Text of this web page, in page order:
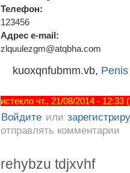
Телефон:
123456
Адрес e-mail:
zlquulezgm@atqbha.com
kuoxqnfubmm.vb,
истекло чт., 21/08/2014 -
Войдите или
отправлять комментарии
rehybzu tdjxvhf